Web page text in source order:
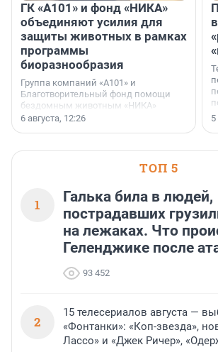
ГК «А101» и фонд «НИКА»
объединяют усилия для
защиты животных в рамках
программы
биоразнообразия
Группа компаний «А101» и
Благотворительный фонд помощи
бездомным животным «НИКА»
заключили соглашение о
6 августа, 12:26
5
ТОП 5
1
Галька била в людей,
пострадавших
на лежаках. Что
Геленджике после
93 452
2
15 телесериалов августа —
«Фонтанки»: «Коп-звезда»,
Лассо» и «Джек Ричер»,